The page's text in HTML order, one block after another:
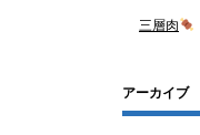
三層肉
アーカイブ